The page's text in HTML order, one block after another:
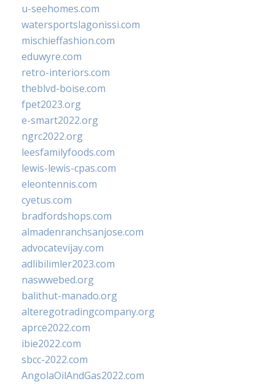
u-seehomes.com
watersportslagonissi.com
mischieffashion.com
eduwyre.com
retro-interiors.com
theblvd-boise.com
fpet2023.org
e-smart2022.org
ngrc2022.org
leesfamilyfoods.com
lewis-lewis-cpas.com
eleontennis.com
cyetus.com
bradfordshops.com
almadenranchsanjose.com
advocatevijay.com
adlibilimler2023.com
naswwebed.org
balithut-manado.org
alteregotradingcompany.org
aprce2022.com
ibie2022.com
sbcc-2022.com
AngolaOilAndGas2022.com